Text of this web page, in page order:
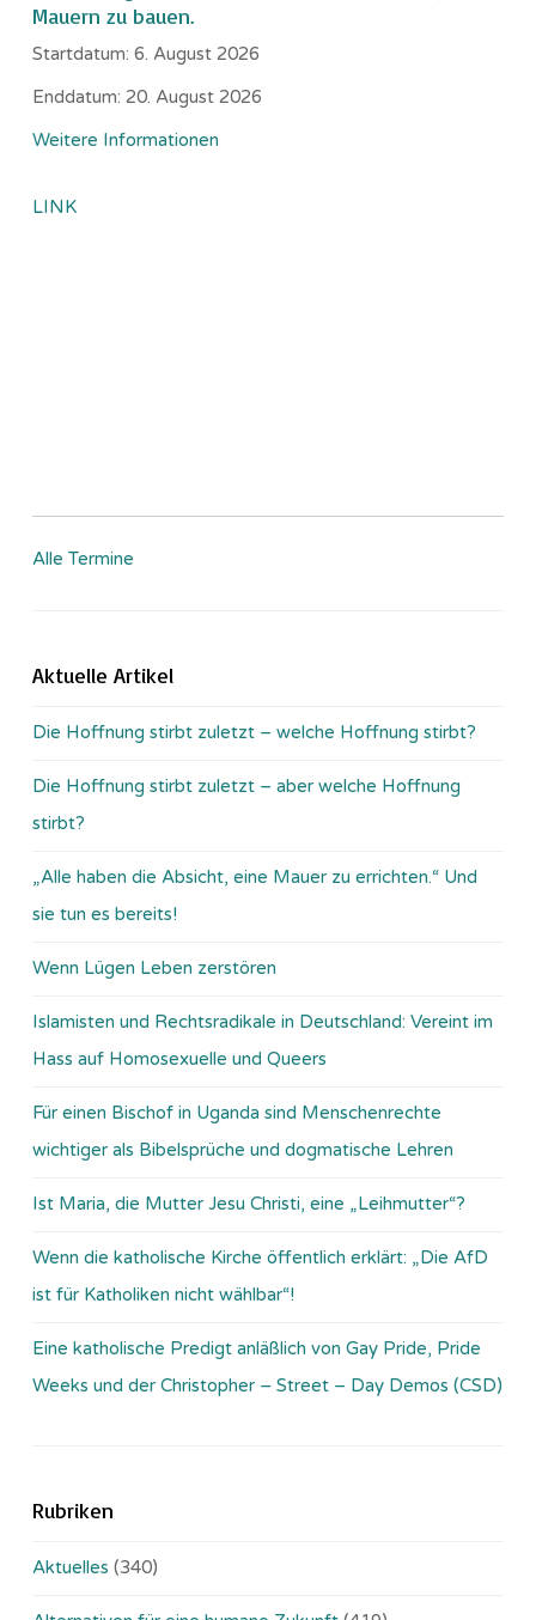
Mauern zu bauen.
Startdatum: 6. August 2026
Enddatum: 20. August 2026
Weitere Informationen
LINK
Alle Termine
Aktuelle Artikel
Die Hoffnung stirbt zuletzt – welche Hoffnung stirbt?
Die Hoffnung stirbt zuletzt – aber welche Hoffnung
stirbt?
„Alle haben die Absicht, eine Mauer zu errichten.“ Und
sie tun es bereits!
Wenn Lügen Leben zerstören
Islamisten und Rechtsradikale in Deutschland: Vereint im
Hass auf Homosexuelle und Queers
Für einen Bischof in Uganda sind Menschenrechte
wichtiger als Bibelsprüche und dogmatische Lehren
Ist Maria, die Mutter Jesu Christi, eine „Leihmutter“?
Wenn die katholische Kirche öffentlich erklärt: „Die AfD
ist für Katholiken nicht wählbar“!
Eine katholische Predigt anläßlich von Gay Pride, Pride
Weeks und der Christopher – Street – Day Demos (CSD)
Rubriken
Aktuelles (340)